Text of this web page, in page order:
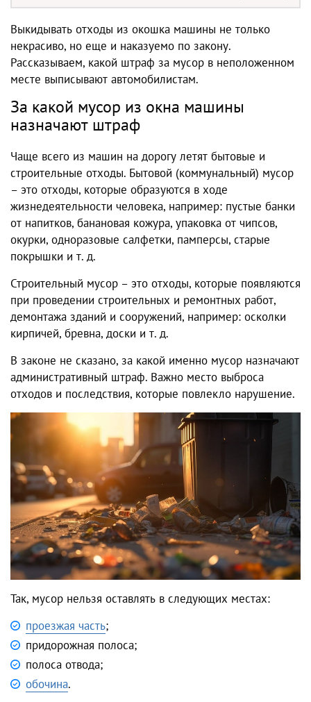
Выкидывать отходы из окошка машины не только
некрасиво, но еще и наказуемо по закону.
Рассказываем, какой штраф за мусор в неположенном
месте выписывают автомобилистам.
За какой мусор из окна машины
назначают штраф
Чаще всего из машин на дорогу летят бытовые и
строительные отходы. Бытовой (коммунальный) мусор
– это отходы, которые образуются в ходе
жизнедеятельности человека, например: пустые банки
от напитков, банановая кожура, упаковка от чипсов,
окурки, одноразовые салфетки, памперсы, старые
покрышки и т. д.
Строительный мусор – это отходы, которые появляются
при проведении строительных и ремонтных работ,
демонтажа зданий и сооружений, например: осколки
кирпичей, бревна, доски и т. д.
В законе не сказано, за какой именно мусор назначают
административный штраф. Важно место выброса
отходов и последствия, которые повлекло нарушение.
Так, мусор нельзя оставлять в следующих местах:
проезжая часть;
придорожная полоса;
полоса отвода;
обочина.